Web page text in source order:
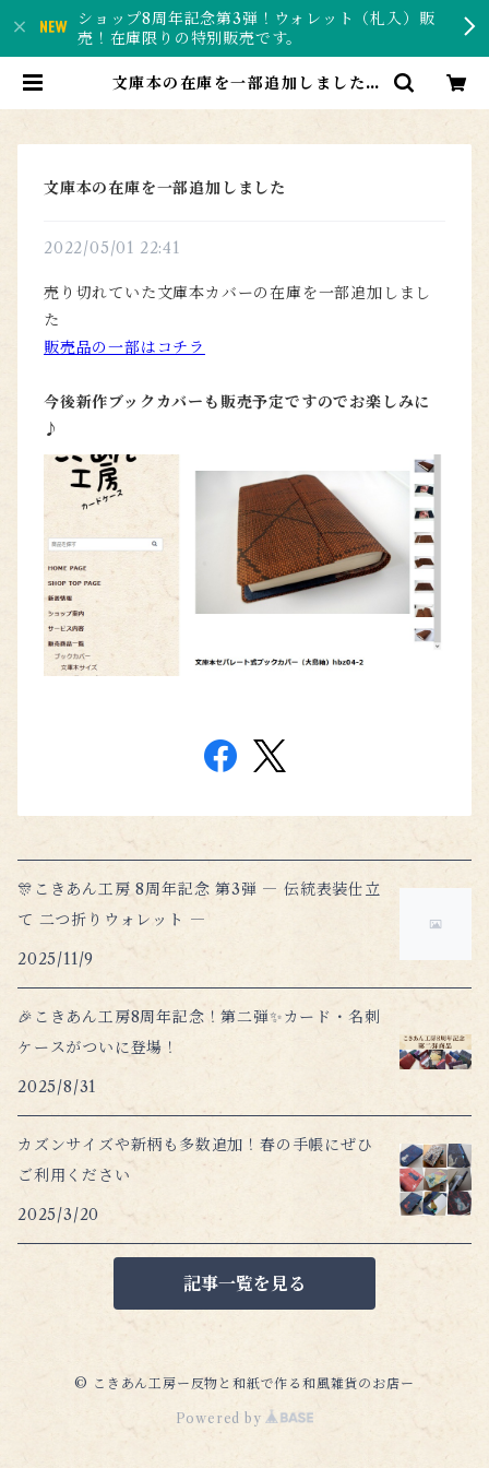
ショップ8周年記念第3弾！ウォレット（札入）販
売！在庫限りの特別販売です。
文庫本の在庫を一部追加しました |
文庫本の在庫を一部追加しました
2022/05/01 22:41
売り切れていた文庫本カバーの在庫を一部追加しまし
た
販売品の一部はコチラ
今後新作ブックカバーも販売予定ですのでお楽しみに
♪
🎊こきあん工房 8周年記念 第3弾 ― 伝統表装仕立
て 二つ折りウォレット ―
2025/11/9
🎉こきあん工房8周年記念！第二弾✨カード・名刺
ケースがついに登場！
2025/8/31
カズンサイズや新柄も多数追加！春の手帳にぜひ
ご利用ください
2025/3/20
記事一覧を見る
© こきあん工房ー反物と和紙で作る和風雑貨のお店ー
Powered by